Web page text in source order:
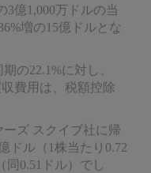
3億1,000万ドルの当
増の15億ドルとな
の22.1%に対し、
費用は、税額控除
ズ スクイブ社に帰
ドル（1株当たり0.72
同0.51ドル）でし